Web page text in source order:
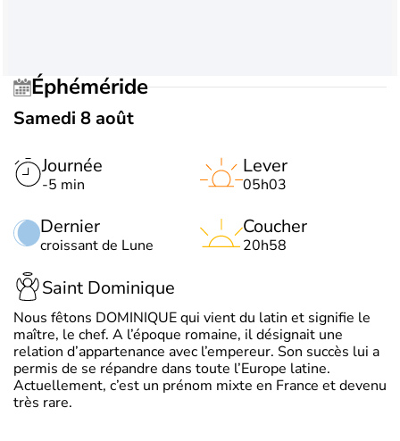
Éphéméride
Samedi 8 août
Journée
-5 min
Dernier
croissant de Lune
Lever
05h03
Coucher
20h58
Saint Dominique
Nous fêtons DOMINIQUE qui vient du latin et signifie le
maître, le chef. A l’époque romaine, il désignait une
relation d’appartenance avec l’empereur. Son succès lui a
permis de se répandre dans toute l’Europe latine.
Actuellement, c’est un prénom mixte en France et devenu
très rare.